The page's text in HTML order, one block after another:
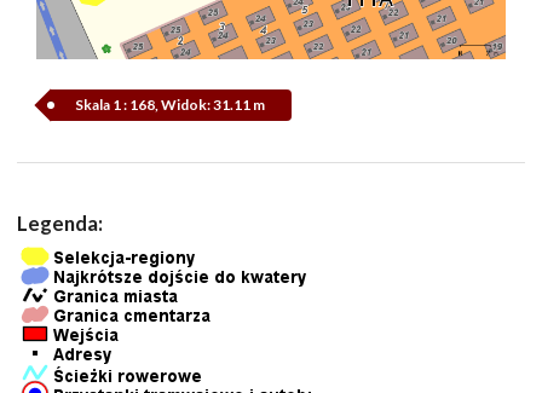
Skala 1 : 168, Widok: 31.11 m
Legenda: